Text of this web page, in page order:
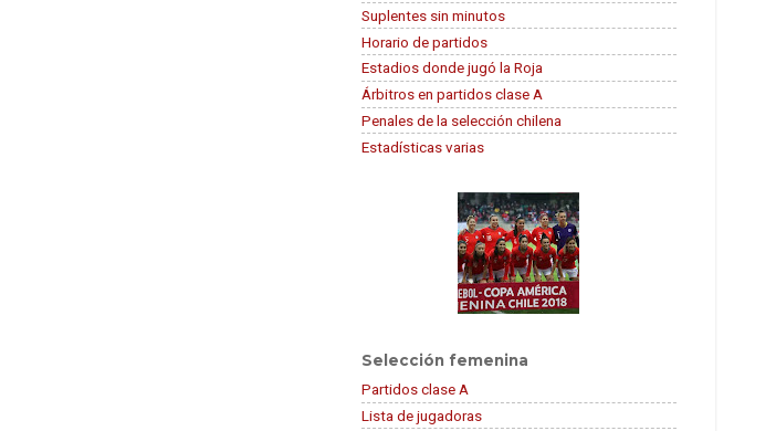
Suplentes sin minutos
Horario de partidos
Estadios donde jugó la Roja
Árbitros en partidos clase A
Penales de la selección chilena
Estadísticas varias
Selección femenina
Partidos clase A
Lista de jugadoras